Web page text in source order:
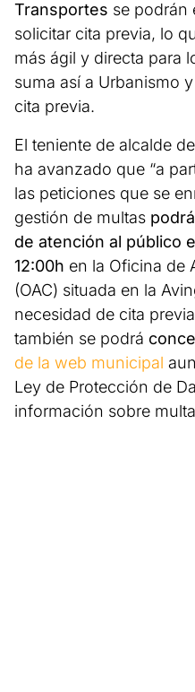
Transportes se podrán
solicitar cita previa, lo
más ágil y directa para
suma así a Urbanismo
cita previa.
El teniente de alcalde
ha avanzado que “a
las peticiones que se
gestión de multas
de atención al público
12:00h en la Oficina de
(OAC) situada en la
necesidad de cita
también se podrá
de la web municipal
Ley de Protección de
información sobre